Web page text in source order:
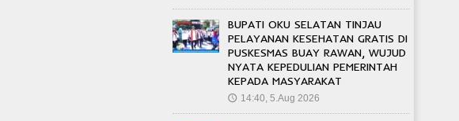
BUPATI OKU SELATAN TINJAU
PELAYANAN KESEHATAN GRATIS DI
PUSKESMAS BUAY RAWAN, WUJUD
NYATA KEPEDULIAN PEMERINTAH
KEPADA MASYARAKAT
🕔 14:40, 5.Aug 2026